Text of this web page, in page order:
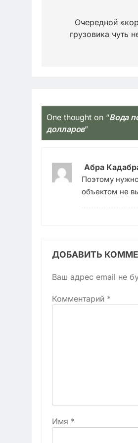
записям
Очередной
грузовика чуть
One thought on “Вода
долларов”
Абра
Поэтому
объектом не
ДОБАВИТЬ
Ваш адрес email не
Комментарий *
Имя *